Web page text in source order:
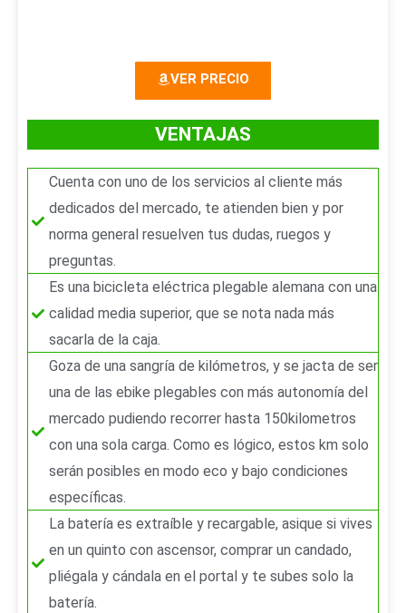
r
t
VER PRECIO
VENTAJAS
Cuenta con uno de los servicios al cliente más
dedicados del mercado, te atienden bien y por
norma general resuelven tus dudas, ruegos y
preguntas.
Es una bicicleta eléctrica plegable alemana con una
calidad media superior, que se nota nada más
sacarla de la caja.
Goza de una sangría de kilómetros, y se jacta de ser
una de las ebike plegables con más autonomía del
mercado pudiendo recorrer hasta 150kilometros
con una sola carga. Como es lógico, estos km solo
serán posibles en modo eco y bajo condiciones
específicas.
La batería es extraíble y recargable, asique si vives
en un quinto con ascensor, comprar un candado,
pliégala y cándala en el portal y te subes solo la
batería.